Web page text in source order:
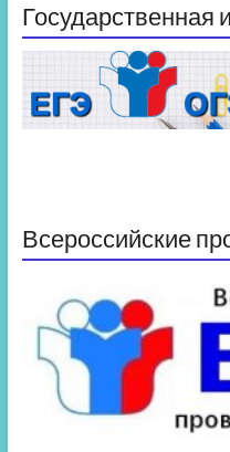
Государственная
Всероссийские